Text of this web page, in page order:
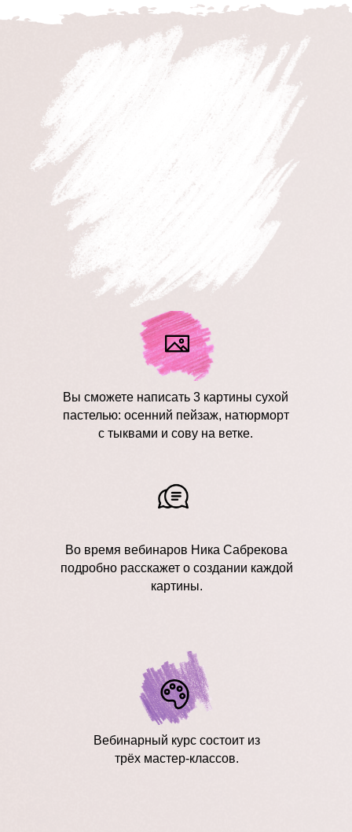
Бумага Fabriano Tiziano Lama
(небесно-голубая), Sennelier Pastel Card
Резак
Клячка
Фиксатив для пастели
Вы сможете написать 3 картины сухой
пастелью: осенний пейзаж, натюрморт
с тыквами и сову на ветке.
Во время вебинаров Ника Сабрекова
подробно расскажет о создании каждой
картины.
Вебинарный курс состоит из
трёх мастер-классов.